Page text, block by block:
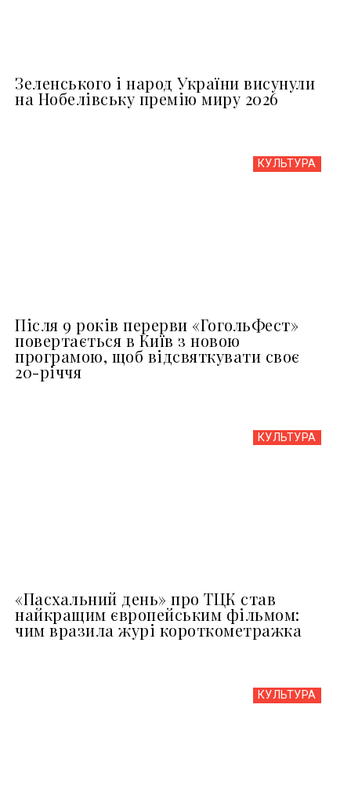
Зеленського і народ України висунули
на Нобелівську премію миру 2026
КУЛЬТУРА
Після 9 років перерви «ГогольФест»
повертається в Київ з новою
програмою, щоб відсвяткувати своє
20-річчя
КУЛЬТУРА
«Пасхальний день» про ТЦК став
найкращим європейським фільмом:
чим вразила журі короткометражка
КУЛЬТУРА